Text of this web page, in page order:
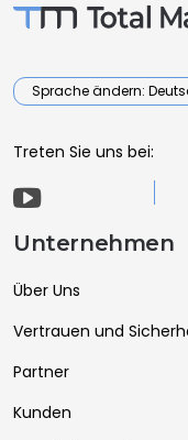
Sprache ändern:
Treten Sie uns bei:
Unternehmen
Über Uns
Vertrauen und
Partner
Kunden